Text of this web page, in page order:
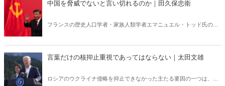
中国を脅威でないと言い切れるのか｜田久保忠衛
フランスの歴史人口学者・家族人類学者エマニュエル・トッド氏の発
言葉だけの核抑止重視であってはならない｜太田文雄
ロシアのウクライナ侵略を抑止できなかった主たる要因の一つは、バ